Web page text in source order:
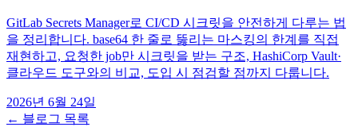
GitLab Secrets Manager로 CI/CD 시크릿을 안전하게 다루는 법
을 정리합니다. base64 한 줄로 뚫리는 마스킹의 한계를 직접
재현하고, 요청한 job만 시크릿을 받는 구조, HashiCorp Vault·
클라우드 도구와의 비교, 도입 시 점검할 점까지 다룹니다.
2026년 6월 24일
← 블로그 목록